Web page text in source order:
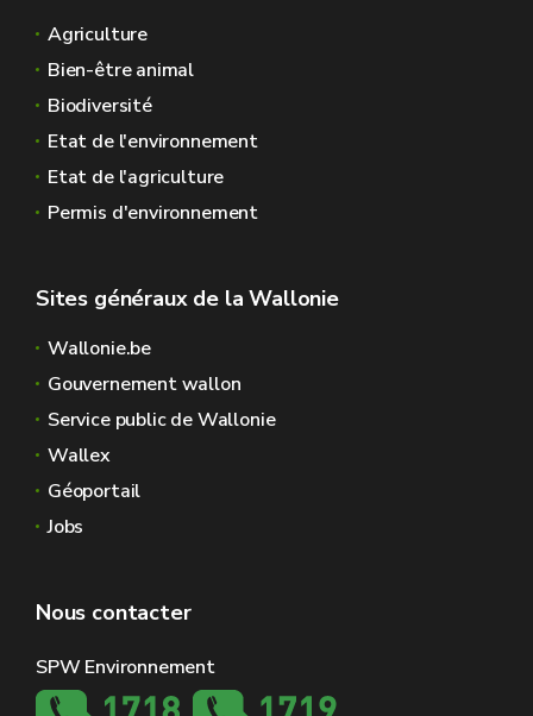
Agriculture
Bien-être animal
Biodiversité
Etat de l'environnement
Etat de l'agriculture
Permis d'environnement
Sites généraux de la Wallonie
Wallonie.be
Gouvernement wallon
Service public de Wallonie
Wallex
Géoportail
Jobs
Nous contacter
SPW Environnement